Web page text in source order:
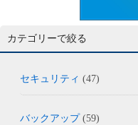
カテゴリーで絞る
セキュリティ (47)
バックアップ(59)